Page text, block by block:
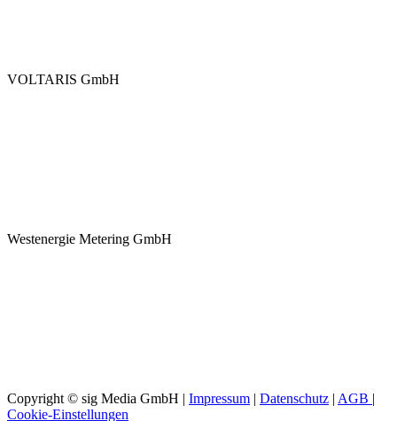
VOLTARIS GmbH
Westenergie Metering GmbH
Copyright © sig Media GmbH | Impressum | Datenschutz | AGB |
Cookie-Einstellungen